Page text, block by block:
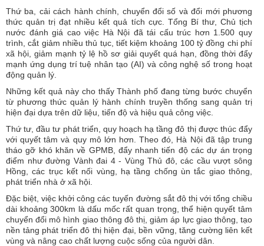
Thứ ba, cải cách hành chính, chuyển đổi số và đổi mới phương
thức quản trị đạt nhiều kết quả tích cực. Tổng Bí thư, Chủ tịch
nước đánh giá cao việc Hà Nội đã tái cấu trúc hơn 1.500 quy
trình, cắt giảm nhiều thủ tục, tiết kiệm khoảng 100 tỷ đồng chi phí
xã hội, giảm mạnh tỷ lệ hồ sơ giải quyết quá hạn, đồng thời đẩy
mạnh ứng dụng trí tuệ nhân tạo (AI) và công nghệ số trong hoạt
động quản lý.
Những kết quả này cho thấy Thành phố đang từng bước chuyển
từ phương thức quản lý hành chính truyền thống sang quản trị
hiện đại dựa trên dữ liệu, tiến độ và hiệu quả công việc.
Thứ tư, đầu tư phát triển, quy hoạch hạ tầng đô thị được thúc đẩy
với quyết tâm và quy mô lớn hơn. Theo đó, Hà Nội đã tập trung
tháo gỡ khó khăn về GPMB, đẩy nhanh tiến độ các dự án trọng
điểm như đường Vành đai 4 - Vùng Thủ đô, các cầu vượt sông
Hồng, các trục kết nối vùng, hạ tầng chống ùn tắc giao thông,
phát triển nhà ở xã hội.
Đặc biệt, việc khởi công các tuyến đường sắt đô thị với tổng chiều
dài khoảng 300km là dấu mốc rất quan trọng, thể hiện quyết tâm
chuyển đổi mô hình giao thông đô thị, giảm áp lực giao thông, tạo
nền tảng phát triển đô thị hiện đại, bền vững, tăng cường liên kết
vùng và nâng cao chất lượng cuộc sống của người dân.